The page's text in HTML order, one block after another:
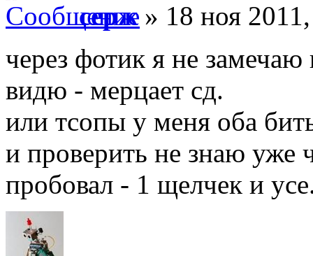
серж» 18 ноя
через фотик я не замечаю
видю - мерцает сд.
или тсопы у меня оба
и проверить не знаю уже
пробовал - 1 щелчек и